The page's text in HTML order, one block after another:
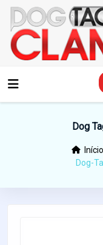
Dog
Início
Dog-